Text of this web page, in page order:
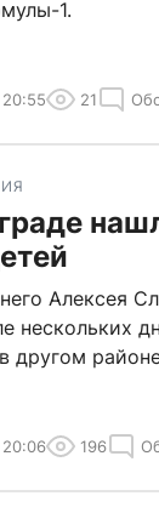
1.
21
Алексея
нескольких
другом
196